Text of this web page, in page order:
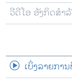
ວີດີໂອ ອັງກິດສຳ
ເບິ່ງລາຍກາ